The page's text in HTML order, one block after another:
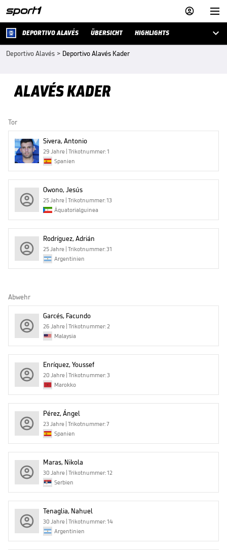


DEPORTIVO ALAVÉS ÜBERSICHT HIGHLIGHTS 
Deportivo Alavés > Deportivo Alavés Kader
ALAVÉS KADER
Tor
Sivera, Antonio
29 Jahre | Trikotnummer: 1
Spanien
Owono, Jesús
25 Jahre | Trikotnummer: 13
Äquatorialguinea
Rodríguez, Adrián
25 Jahre | Trikotnummer: 31
Argentinien
Abwehr
Garcés, Facundo
26 Jahre | Trikotnummer: 2
Malaysia
Enríquez, Youssef
20 Jahre | Trikotnummer: 3
Marokko
Pérez, Ángel
23 Jahre | Trikotnummer: 7
Spanien
Maras, Nikola
30 Jahre | Trikotnummer: 12
Serbien
Tenaglia, Nahuel
30 Jahre | Trikotnummer: 14
Argentinien